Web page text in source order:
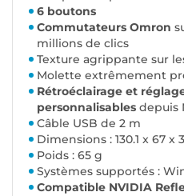
6 boutons
Commutateurs Omron
millions de clics
Texture agrippante sur
Molette extrêmement
Rétroéclairage et
personnalisables depuis
Câble USB de 2 m
Dimensions : 130.1 x 67 x
Poids : 65 g
Systèmes supportés :
Compatible NVIDIA